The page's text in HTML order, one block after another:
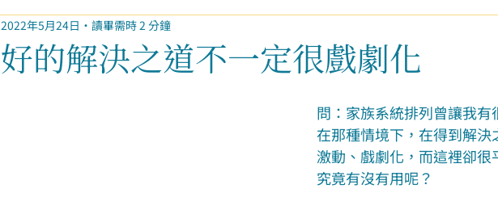
金錢事業 家庭關係
好的解決之道不一定很戲劇化
2022年5月24日 讀畢需時 2 分鐘
問：家族系統排列曾讓我有
在那種情境下，在得到解決
激動、戲劇化，而這裡卻很
究竟有沒有用呢？